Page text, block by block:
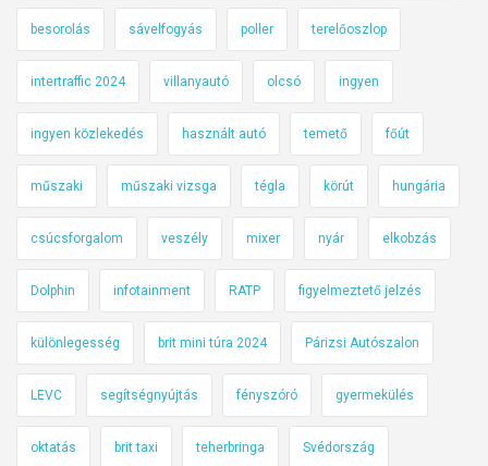
besorolás sávelfogyás poller terelőoszlop
intertraffic 2024 villanyautó olcsó ingyen
ingyen közlekedés használt autó temető főút
műszaki műszaki vizsga tégla körút hungária
csúcsforgalom veszély mixer nyár elkobzás
Dolphin infotainment RATP figyelmeztető jelzés
különlegesség brit mini túra 2024 Párizsi Autószalon
LEVC segítségnyújtás fényszóró gyermekülés
oktatás brit taxi teherbringa Svédország